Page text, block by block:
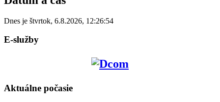
Dnes je štvrtok, 6.8.2026, 12:26:54
E-služby
Aktuálne počasie